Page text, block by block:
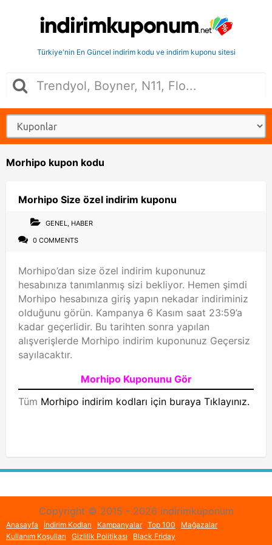
Türkiye'nin En Güncel indirim kodu ve indirim kuponu sitesi
Morhipo kupon kodu
Morhipo Size özel indirim kuponu
GENEL, HABER
0 COMMENTS
Morhipo’dan size özel indirim kuponunuz
hesabınıza tanımlanmış sizi bekliyor. Hemen şimdi
Morhipo hesabınıza giriş yapın nekadar indiriminiz
olduğunu görün. Kampanya 6 Kasım saat 23:59’a
kadar geçerlidir. Bu tarihten sonra yapılan
alışverişlerde Morhipo indirim kuponunuz Geçersiz
sayılacaktır.
Morhipo Kuponunu Gör
Tüm Morhipo indirim kodları için buraya Tıklayınız.
Copyright © 2015 - 2026 indirimkuponum
Anasayfa İndirim Kodları Kampanyalar Top 100
Mağazalar
Kullanım Koşulları
Gizlilik Politikası Black Friday